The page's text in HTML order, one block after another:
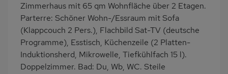
Zimmerhaus mit 65 qm Wohnfläche über 2 Etagen.
Parterre: Schöner Wohn-/Essraum mit Sofa
(Klappcouch 2 Pers.), Flachbild Sat-TV (deutsche
Programme), Esstisch, Küchenzeile (2 Platten-
Induktionsherd, Mikrowelle, Tiefkühlfach 15 l).
Doppelzimmer. Bad: Du, Wb, WC. Steile